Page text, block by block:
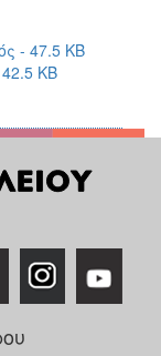
- 47.5 KB
KB